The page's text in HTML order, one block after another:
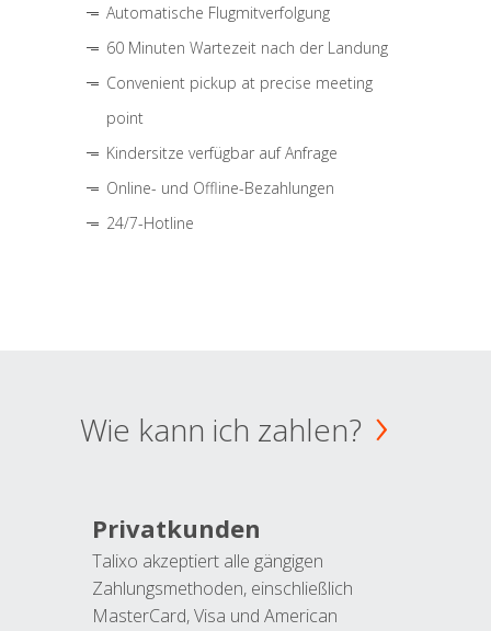
Automatische Flugmitverfolgung
60 Minuten Wartezeit nach der Landung
Convenient pickup at precise meeting
point
Kindersitze verfügbar auf Anfrage
Online- und Offline-Bezahlungen
24/7-Hotline
Wie kann ich zahlen?
Privatkunden
Talixo akzeptiert alle gängigen
Zahlungsmethoden, einschließlich
MasterCard, Visa und American